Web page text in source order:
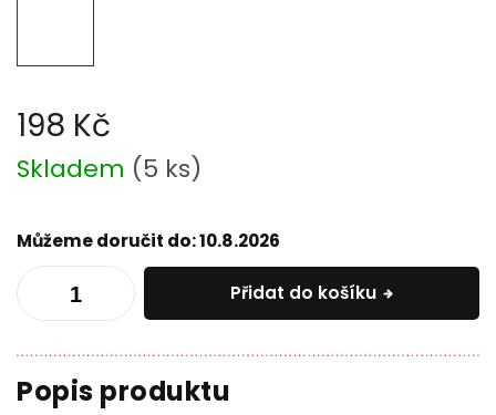
198 Kč
Měrná
cena:
Skladem (5 ks)
Můžeme doručit do:10.8.2026
Přidat do košíku